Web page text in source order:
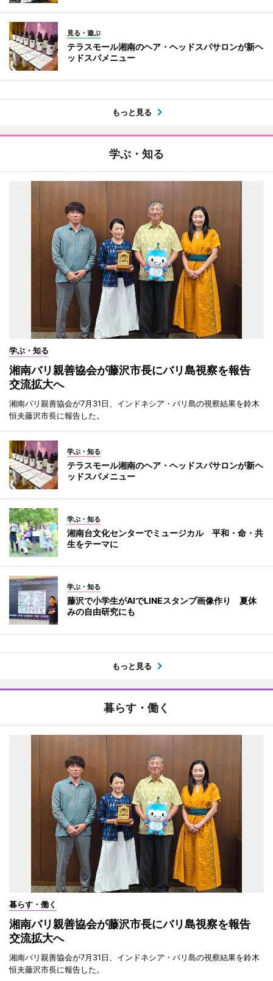
見る・遊ぶ
テラスモール湘南のヘア・ヘッドスパサロンが新ヘ
ッドスパメニュー
もっと見る
学ぶ・知る
学ぶ・知る
湘南バリ親善協会が藤沢市長にバリ島視察を報告
交流拡大へ
湘南バリ親善協会が7月31日、インドネシア・バリ島の視察結果を鈴木
恒夫藤沢市長に報告した。
学ぶ・知る
テラスモール湘南のヘア・ヘッドスパサロンが新ヘ
ッドスパメニュー
学ぶ・知る
湘南台文化センターでミュージカル 平和・命・共
生をテーマに
学ぶ・知る
藤沢で小学生がAIでLINEスタンプ画像作り 夏休
みの自由研究にも
もっと見る
暮らす・働く
暮らす・働く
湘南バリ親善協会が藤沢市長にバリ島視察を報告
交流拡大へ
湘南バリ親善協会が7月31日、インドネシア・バリ島の視察結果を鈴木
恒夫藤沢市長に報告した。